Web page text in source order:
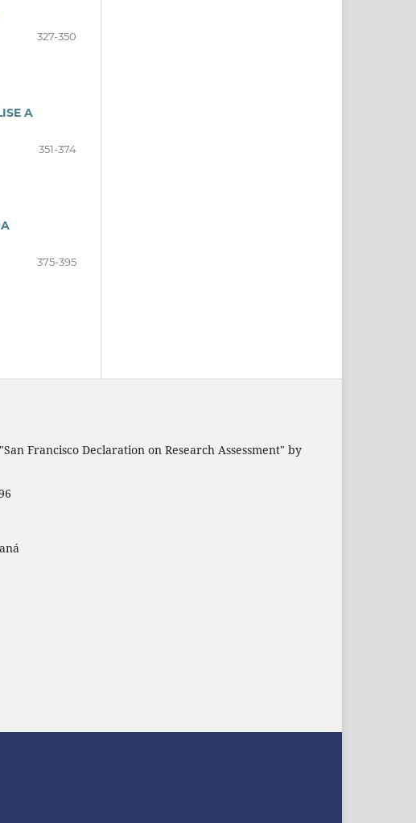
327-350
A
351-374
375-395
Francisco Declaration on Research Assessment" by